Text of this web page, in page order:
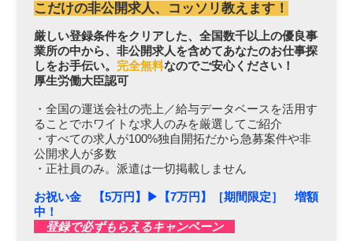
こだけの非公開求人、コッソリ教えます！
厳しい登録条件をクリアした、全国数千以上の優良事
業所の中から、非公開求人を含めてあなたのお仕事探
しをお手伝い。 完全無料なのでご安心ください！
厚生労働大臣認可
・全国の運送会社の売上／給与データベースを活用す
ることでホワイトな求人のみを厳選してご紹介
・すべての求人が100%独自開拓だから急募案件や非
公開求人が多数
・正社員のみ。派遣は一切掲載しません
お祝い金 【5万円】▶︎【7万円】［期間限定］ 増額
中！
登録で必ずもらえるキャンペーン